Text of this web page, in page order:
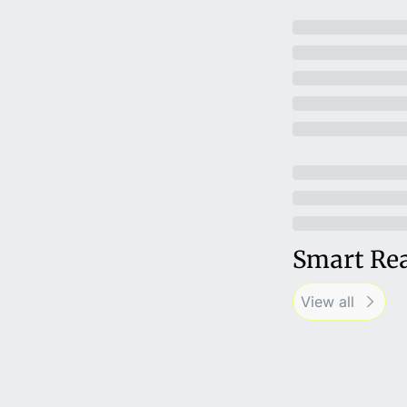
Smart
View all